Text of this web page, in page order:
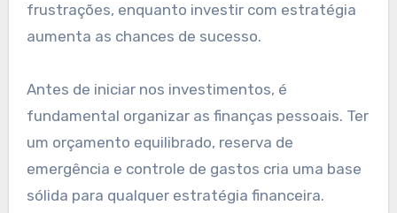
frustrações, enquanto investir com estratégia
aumenta as chances de sucesso.
Antes de iniciar nos investimentos, é
fundamental organizar as finanças pessoais. Ter
um orçamento equilibrado, reserva de
emergência e controle de gastos cria uma base
sólida para qualquer estratégia financeira.